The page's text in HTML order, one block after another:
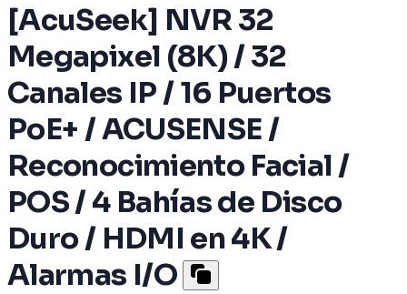
[AcuSeek] NVR 32
Megapixel (8K) / 32
Canales IP / 16 Puertos
PoE+ / ACUSENSE /
Reconocimiento Facial /
POS / 4 Bahías de Disco
Duro / HDMI en 4K /
Alarmas I/O